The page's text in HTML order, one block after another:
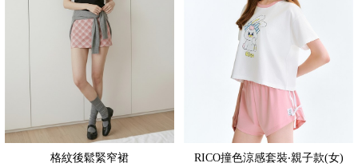
格紋後鬆緊窄裙 RICO撞色涼感套裝‧親子款(女)